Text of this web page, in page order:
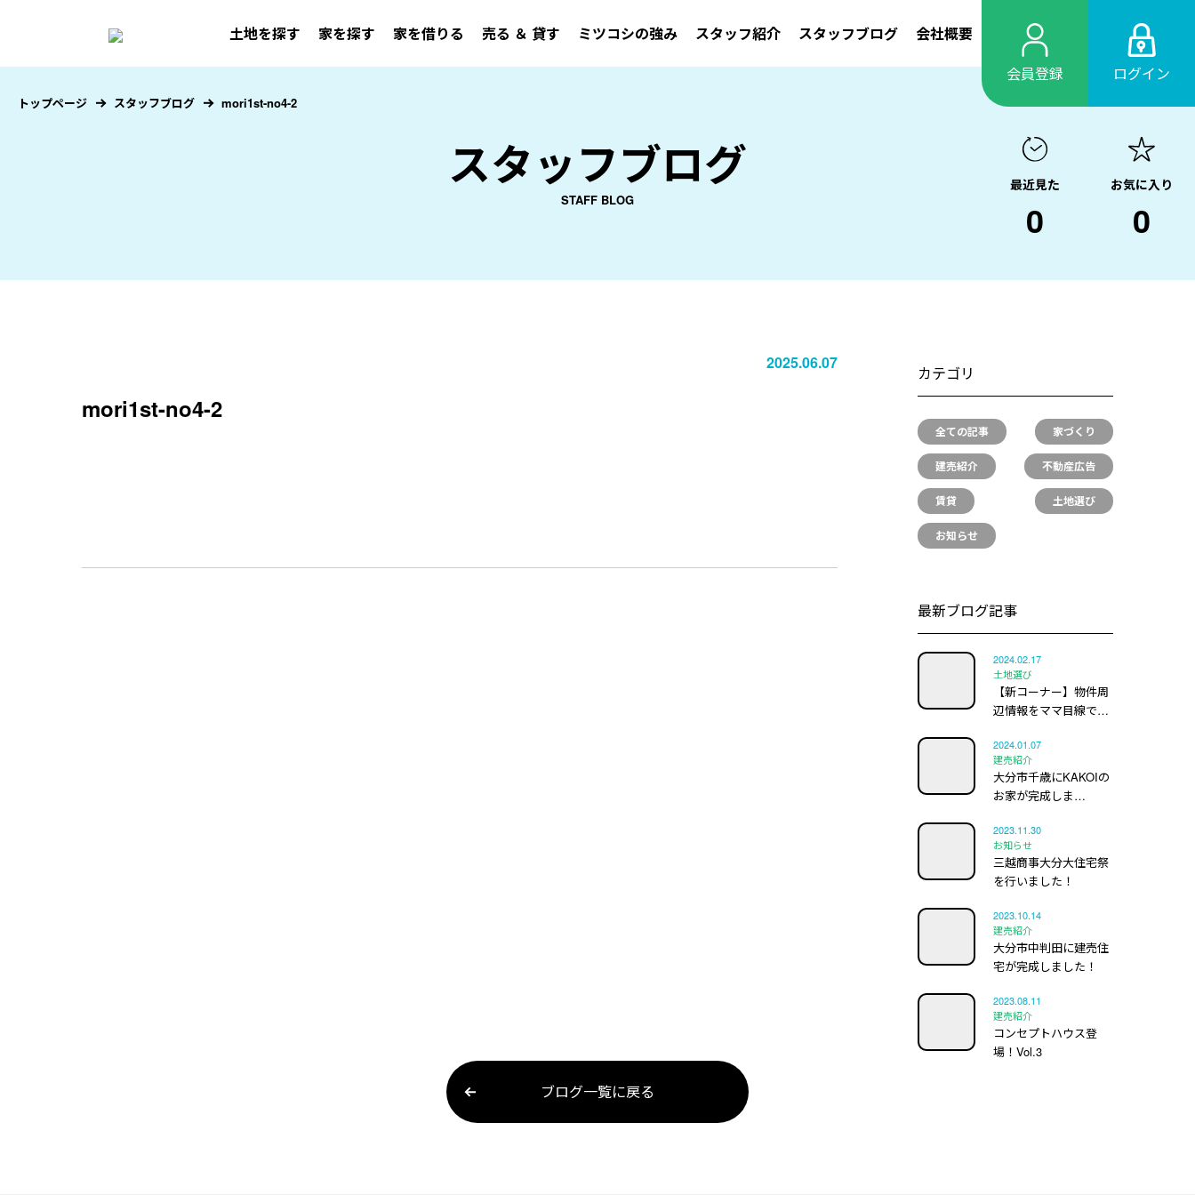
土地を探す 家を探す 家を借りる 売る ＆ 貸す ミツコシの強み スタッフ紹介 スタッフブログ
会社概要
会員登録
ログイン
スタッフブログ
STAFF BLOG
トップページ スタッフブログ mori1st-no4-2
最近見た
0
お気に入り
0
2025.06.07
mori1st-no4-2
カテゴリ
全ての記事 家づくり
建売紹介 不動産広告
賃貸 土地選び
お知らせ
最新ブログ記事
2024.02.17
土地選び
【新コーナー】物件周
辺情報をママ目線で…
2024.01.07
建売紹介
大分市千歳にKAKOIの
お家が完成しま…
2023.11.30
お知らせ
三越商事大分大住宅祭
を行いました！
2023.10.14
建売紹介
大分市中判田に建売住
宅が完成しました！
2023.08.11
建売紹介
コンセプトハウス登
場！Vol.3
ブログ一覧に戻る